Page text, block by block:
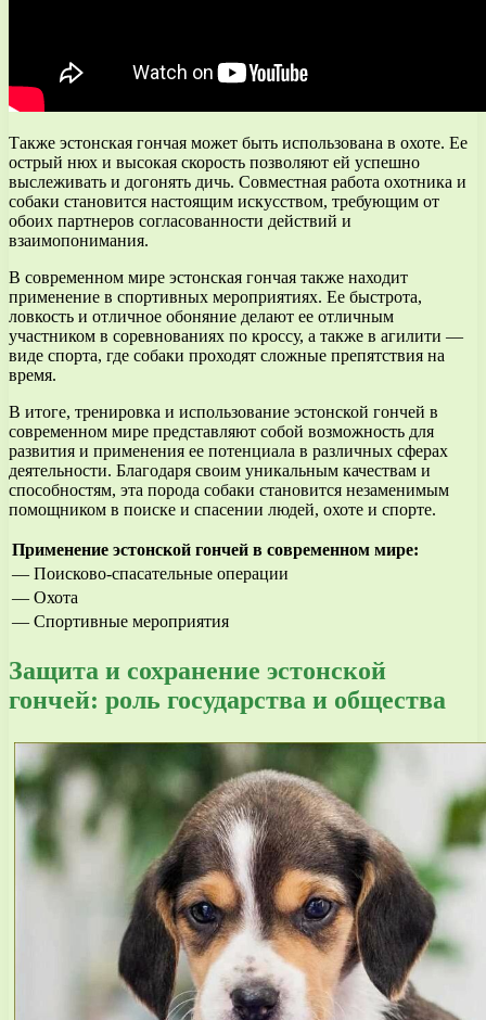
Также эстонская гончая может быть использована в охоте. Ее
острый нюх и высокая скорость позволяют ей успешно
выслеживать и догонять дичь. Совместная работа охотника и
собаки становится настоящим искусством, требующим от
обоих партнеров согласованности действий и
взаимопонимания.
В современном мире эстонская гончая также находит
применение в спортивных мероприятиях. Ее быстрота,
ловкость и отличное обоняние делают ее отличным
участником в соревнованиях по кроссу, а также в агилити —
виде спорта, где собаки проходят сложные препятствия на
время.
В итоге, тренировка и использование эстонской гончей в
современном мире представляют собой возможность для
развития и применения ее потенциала в различных сферах
деятельности. Благодаря своим уникальным качествам и
способностям, эта порода собаки становится незаменимым
помощником в поиске и спасении людей, охоте и спорте.
Применение эстонской гончей в современном мире:
— Поисково-спасательные операции
— Охота
— Спортивные мероприятия
Защита и сохранение эстонской
гончей: роль государства и общества